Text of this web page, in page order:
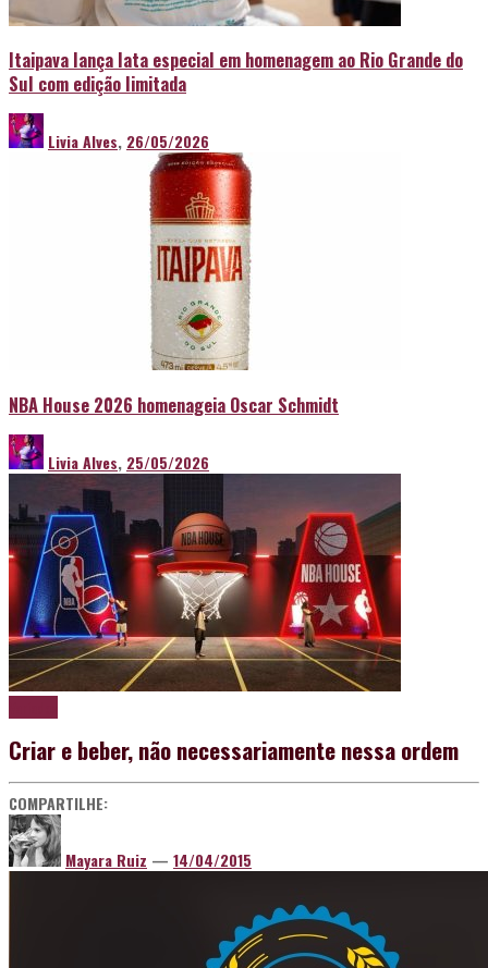
Itaipava lança lata especial em homenagem ao Rio Grande do
Sul com edição limitada
Livia Alves, 26/05/2026
NBA House 2026 homenageia Oscar Schmidt
Livia Alves, 25/05/2026
Criar e beber, não necessariamente nessa ordem
COMPARTILHE:
Mayara Ruiz — 14/04/2015